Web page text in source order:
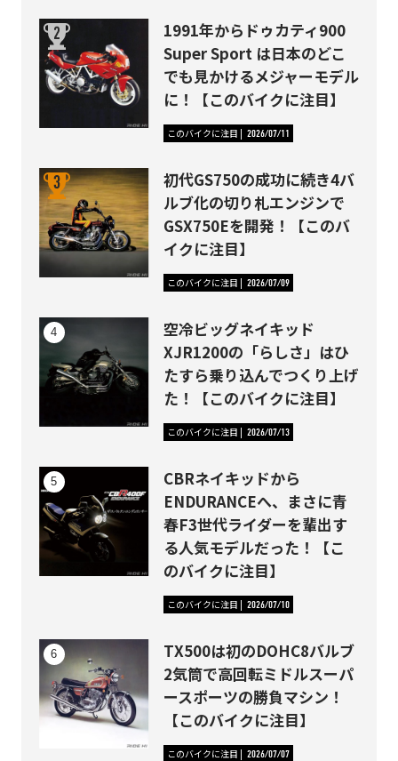
1991年からドゥカティ900
Super Sport は日本のどこ
でも見かけるメジャーモデル
に！【このバイクに注目】
このバイクに注目 2026/07/11
初代GS750の成功に続き4バ
ルブ化の切り札エンジンで
GSX750Eを開発！【このバ
イクに注目】
このバイクに注目 2026/07/09
空冷ビッグネイキッド
XJR1200の「らしさ」はひ
たすら乗り込んでつくり上げ
た！【このバイクに注目】
このバイクに注目 2026/07/13
CBRネイキッドから
ENDURANCEへ、まさに青
春F3世代ライダーを輩出す
る人気モデルだった！【こ
のバイクに注目】
このバイクに注目 2026/07/10
TX500は初のDOHC8バルブ
2気筒で高回転ミドルスーパ
ースポーツの勝負マシン！
【このバイクに注目】
このバイクに注目 2026/07/07